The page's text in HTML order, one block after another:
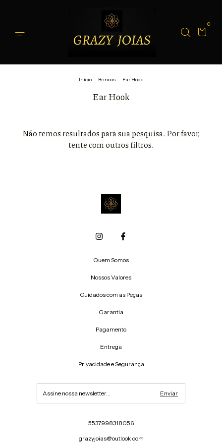
0
Início . Brincos . Ear Hook
Ear Hook
Não temos resultados para sua pesquisa. Por favor,
tente com outros filtros.
Quem Somos
Nossos Valores
Cuidados com as Peças
Garantia
Pagamento
Entrega
Privacidade e Segurança
5537998318056
grazyjoias@outlook.com